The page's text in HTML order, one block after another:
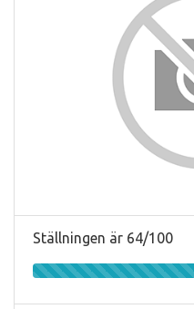
Ställningen är 64/100